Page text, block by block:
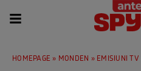
HOMEPAGE » MONDEN » EMISIUNI TV